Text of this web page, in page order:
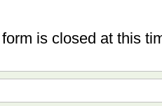
is closed at this